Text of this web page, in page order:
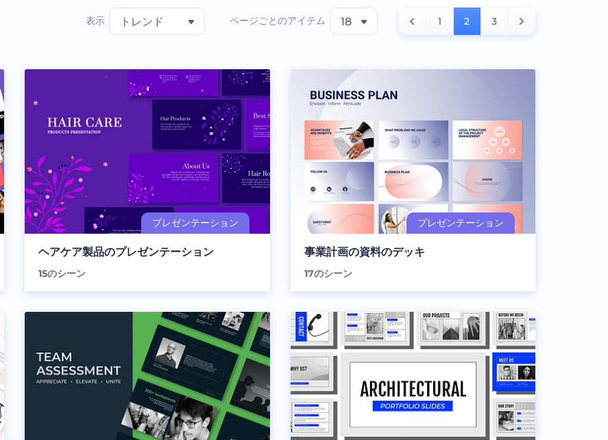
表示 トレンド ページごとのアイテム 18 1 2 3
ヘアケア製品のプレゼンテーション
15のシーン
事業計画の資料のデッキ
17のシーン